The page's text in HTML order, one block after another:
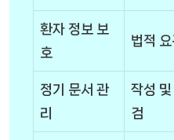
환자 정보 보
호
법적
정기 문서 관
리
작성
검